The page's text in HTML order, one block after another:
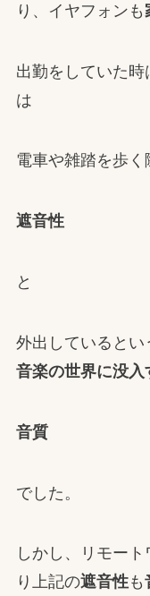
り、イヤフォンも
出勤をしていた
は
電車や雑踏を歩く
遮音性
と
外出しているとい
音楽の世界に没入
音質
でした。
しかし、リモー
り上記の遮音性も